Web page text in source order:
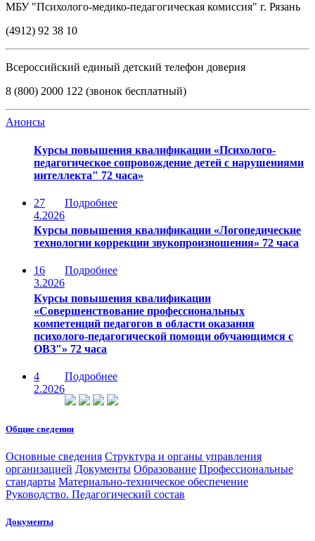
МБУ "Психолого-медико-педагогическая комиссия" г. Рязань
(4912) 92 38 10
Всероссийский единый детский телефон доверия
8 (800) 2000 122 (звонок бесплатный)
Анонсы
Курсы повышения квалификации «Психолого-
педагогическое сопровождение детей с нарушениями
интеллекта" 72 часа»
27
4.2026
Подробнее
Курсы повышения квалификации «Логопедические
технологии коррекции звукопроизношения» 72 часа
16
3.2026
Подробнее
Курсы повышения квалификации
«Совершенствование профессиональных
компетенций педагогов в области оказания
психолого-педагогической помощи обучающимся с
ОВЗ"» 72 часа
4
2.2026
Подробнее
Общие сведения
Основные сведения Структура и органы управления
организацией Документы Образование Профессиональные
стандарты Материально-техническое обеспечение
Руководство. Педагогический состав
Документы